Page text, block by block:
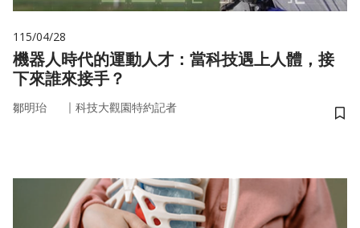
115/04/28
機器人時代的運動人才：當科技遇上人體，接
下來誰來接手？
鄒明珆 ｜ 科技大觀園特約記者
儲